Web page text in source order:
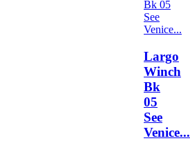
Largo
Winch
Bk
05
See
Venice...